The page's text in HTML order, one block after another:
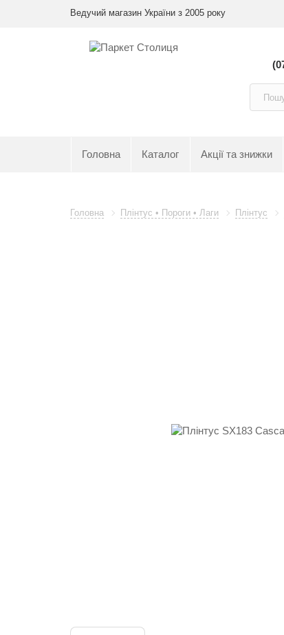
Ведучий магазин України з 2005 року
Головна Каталог Акції та знижки
Головна Плінтус • Пороги • Лаги Плінтус